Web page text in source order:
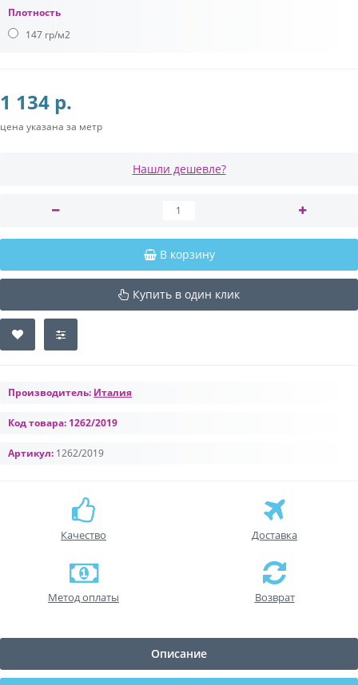
Плотность
147 гр/м2
1 134 р.
цена указана за метр
Нашли дешевле?
В корзину
Купить в один клик
Производитель: Италия
Код товара: 1262/2019
Артикул: 1262/2019
Качество Доставка
Метод оплаты Возврат
Описание